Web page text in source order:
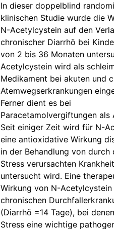
In dieser doppelblind
klinischen Studie wurde die
N-Acetylcystein auf den
chronischer Diarrhö bei
von 2 bis 36 Monaten
Acetylcystein wird als
Medikament bei akuten und
Atemwegserkrankungen
Ferner dient es bei
Paracetamolvergiftungen als
Seit einiger Zeit wird für N-
eine antioxidative Wirkung
in der Behandlung von durch
Stress verursachten
untersucht wird. Eine
Wirkung von N-Acetylcystein
chronischen
(Diarrhö =14 Tage), bei denen
Stress eine wichtige